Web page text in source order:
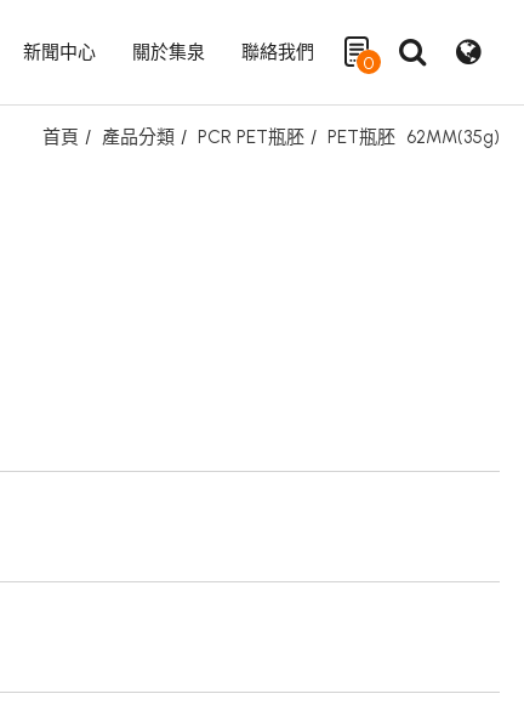
新聞中心 關於集泉 聯絡我們
0
首頁 產品分類 PCR PET瓶胚 PET瓶胚 62MM(35g)